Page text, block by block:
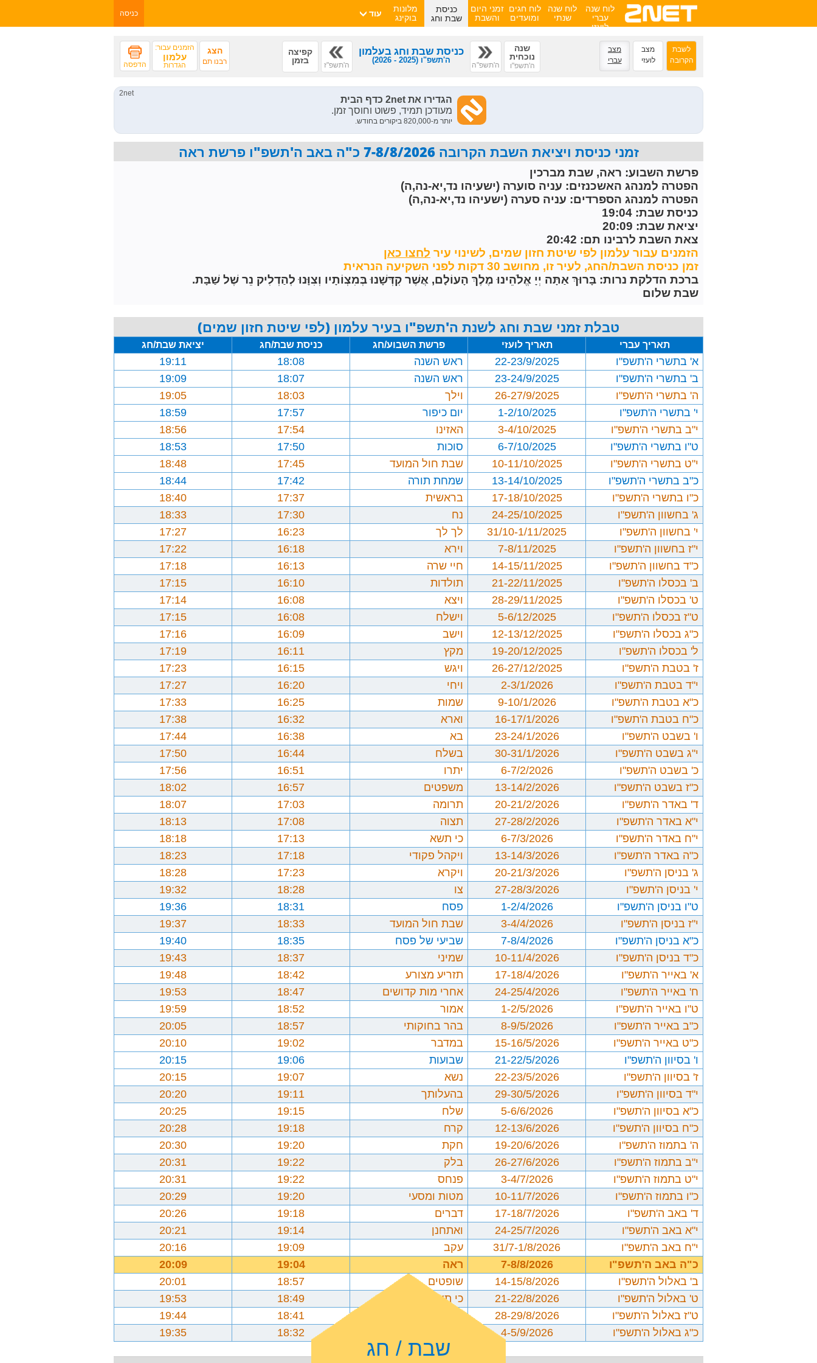
לוח שנה
עברי
לועזי
לוח שנה
שנתי
לוח חגים
ומועדים
זמני היום
והשבת
כניסת
שבת וחג
מלונות
בוקינג
עוד כניסה
לשבת
הקרובה
מצב
לועזי
מצב
עברי
הצג
רבנו תם
הזמנים עבור:
עלמון
הגדרות הדפסה
שנה
נוכחית
ה'תשפ"ו ה'תשפ"ה
כניסת שבת וחג בעלמון
ה'תשפ"ו (2025 - 2026)
ה'תשפ"ז
קפיצה
בזמן
זמני כניסת ויציאת השבת הקרובה 7-8/8/2026 כ"ה באב ה'תשפ"ו פרשת ראה
פרשת השבוע: ראה, שבת מברכין
הפטרה למנהג האשכנזים: עניה סוערה (ישעיהו נד,יא-נה,ה)
הפטרה למנהג הספרדים: עניה סערה (ישעיהו נד,יא-נה,ה)
כניסת שבת: 19:04
יציאת שבת: 20:09
צאת השבת לרבינו תם: 20:42
הזמנים עבור עלמון לפי שיטת חזון שמים, לשינוי עיר
זמן כניסת השבת/החג, לעיר זו, מחושב 30 דקות לפני השקיעה הנראית
ברכת הדלקת נרות: בָּרוּךְ אַתָּה יְיָ אֱלֹהֵינוּ מֶלֶךְ הָעוֹלָם, אֲשֶׁר קִדְּשָׁנוּ בְּמִצְוֹתָיו וְצִוָּנוּ לְהַדְלִיק נֵר שֶׁל שַׁבָּת.
שבת שלום
טבלת זמני שבת וחג לשנת ה'תשפ"ו בעיר עלמון (לפי שיטת חזון שמים)
תאריך עברי תאריך לועזי פרשת השבוע/חג כניסת שבת/חג יציאת שבת/חג
א' בתשרי ה'תשפ"ו 22-23/9/2025 ראש השנה 18:08
19:11
ב' בתשרי ה'תשפ"ו
23-24/9/2025 ראש השנה 18:07
19:09
ה' בתשרי ה'תשפ"ו
26-27/9/2025 וילך 18:03
19:05
י' בתשרי ה'תשפ"ו
1-2/10/2025 יום כיפור 17:57
18:59
י"ב בתשרי ה'תשפ"ו
3-4/10/2025 האזינו 17:54
18:56
ט"ו בתשרי ה'תשפ"ו
6-7/10/2025 סוכות 17:50
18:53
י"ט בתשרי ה'תשפ"ו
10-11/10/2025 שבת חול המועד 17:45
18:48
כ"ב בתשרי ה'תשפ"ו
13-14/10/2025 שמחת תורה 17:42
18:44
כ"ו בתשרי ה'תשפ"ו
17-18/10/2025 בראשית 17:37
18:40
ג' בחשוון ה'תשפ"ו
24-25/10/2025 נח 17:30
18:33
י' בחשוון ה'תשפ"ו
31/10-1/11/2025 לך לך 16:23
17:27
י"ז בחשוון ה'תשפ"ו
7-8/11/2025 וירא 16:18
17:22
כ"ד בחשוון ה'תשפ"ו
14-15/11/2025 חיי שרה 16:13
17:18
ב' בכסלו ה'תשפ"ו
21-22/11/2025 תולדות 16:10
17:15
ט' בכסלו ה'תשפ"ו
28-29/11/2025 ויצא 16:08
17:14
ט"ז בכסלו ה'תשפ"ו
5-6/12/2025 וישלח 16:08
17:15
כ"ג בכסלו ה'תשפ"ו
12-13/12/2025 וישב 16:09
17:16
ל' בכסלו ה'תשפ"ו
19-20/12/2025 מקץ 16:11
17:19
ז' בטבת ה'תשפ"ו
26-27/12/2025 ויגש 16:15
17:23
י"ד בטבת ה'תשפ"ו
2-3/1/2026 ויחי 16:20
17:27
כ"א בטבת ה'תשפ"ו
9-10/1/2026 שמות 16:25
17:33
כ"ח בטבת ה'תשפ"ו
16-17/1/2026 וארא 16:32
17:38
ו' בשבט ה'תשפ"ו
23-24/1/2026 בא 16:38
17:44
י"ג בשבט ה'תשפ"ו
30-31/1/2026 בשלח 16:44
17:50
כ' בשבט ה'תשפ"ו
6-7/2/2026 יתרו 16:51
17:56
כ"ז בשבט ה'תשפ"ו
13-14/2/2026 משפטים 16:57
18:02
ד' באדר ה'תשפ"ו
20-21/2/2026 תרומה 17:03
18:07
י"א באדר ה'תשפ"ו
27-28/2/2026 תצוה 17:08
18:13
י"ח באדר ה'תשפ"ו
6-7/3/2026 כי תשא 17:13
18:18
כ"ה באדר ה'תשפ"ו
13-14/3/2026 ויקהל פקודי 17:18
18:23
ג' בניסן ה'תשפ"ו
20-21/3/2026 ויקרא 17:23
18:28
י' בניסן ה'תשפ"ו
27-28/3/2026 צו 18:28
19:32
ט"ו בניסן ה'תשפ"ו
1-2/4/2026 פסח 18:31
19:36
י"ז בניסן ה'תשפ"ו
3-4/4/2026 שבת חול המועד 18:33
19:37
כ"א בניסן ה'תשפ"ו
7-8/4/2026 שביעי של פסח 18:35
19:40
כ"ד בניסן ה'תשפ"ו
10-11/4/2026 שמיני 18:37
19:43
א' באייר ה'תשפ"ו
17-18/4/2026 תזריע מצורע 18:42
19:48
ח' באייר ה'תשפ"ו
24-25/4/2026 אחרי מות קדושים 18:47
19:53
ט"ו באייר ה'תשפ"ו
1-2/5/2026 אמור 18:52
19:59
כ"ב באייר ה'תשפ"ו
8-9/5/2026 בהר בחוקותי 18:57
20:05
כ"ט באייר ה'תשפ"ו
15-16/5/2026 במדבר 19:02
20:10
ו' בסיוון ה'תשפ"ו
21-22/5/2026 שבועות 19:06
20:15
ז' בסיוון ה'תשפ"ו
22-23/5/2026 נשא 19:07
20:15
י"ד בסיוון ה'תשפ"ו
29-30/5/2026 בהעלותך 19:11
20:20
כ"א בסיוון ה'תשפ"ו
5-6/6/2026 שלח 19:15
20:25
כ"ח בסיוון ה'תשפ"ו
12-13/6/2026 קרח 19:18
20:28
ה' בתמוז ה'תשפ"ו
19-20/6/2026 חקת 19:20
20:30
י"ב בתמוז ה'תשפ"ו
26-27/6/2026 בלק 19:22
20:31
י"ט בתמוז ה'תשפ"ו
3-4/7/2026 פנחס 19:22
20:31
כ"ו בתמוז ה'תשפ"ו
10-11/7/2026 מטות ומסעי 19:20
20:29
ד' באב ה'תשפ"ו
17-18/7/2026 דברים 19:18
20:26
י"א באב ה'תשפ"ו
24-25/7/2026 ואתחנן 19:14
20:21
י"ח באב ה'תשפ"ו
31/7-1/8/2026 עקב 19:09
20:16
כ"ה באב ה'תשפ"ו
7-8/8/2026 ראה 19:04
20:09
ב' באלול ה'תשפ"ו
14-15/8/2026 שופטים 18:57
20:01
ט' באלול ה'תשפ"ו
21-22/8/2026 כי תצא 18:49
19:53
ט"ז באלול ה'תשפ"ו
28-29/8/2026
18:41
19:44
כ"ג באלול ה'תשפ"ו
4-5/9/2026
18:32
19:35
שבת / חג